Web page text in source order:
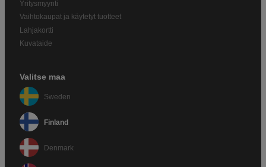
Yritysmyynti
Vaihtokaupat ja käytetyt tuotteet
Lahjakortti
Kuvataide
Valitse maa
Sweden
Finland
Denmark